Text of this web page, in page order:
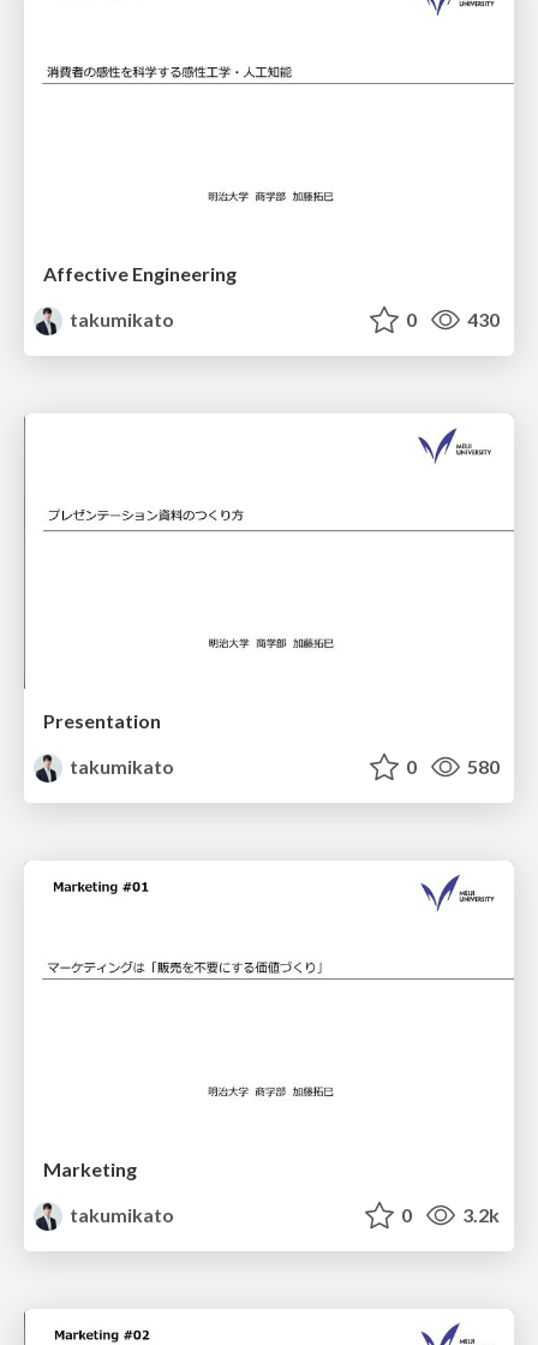
Affective Engineering
takumikato
0 430
Presentation
takumikato
0 580
Marketing
takumikato
0 3.2k